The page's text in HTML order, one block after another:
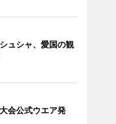
ュシャ、愛国の観
会公式ウエア発